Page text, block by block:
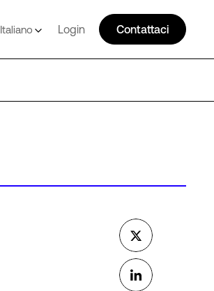
Italiano Login Contattaci